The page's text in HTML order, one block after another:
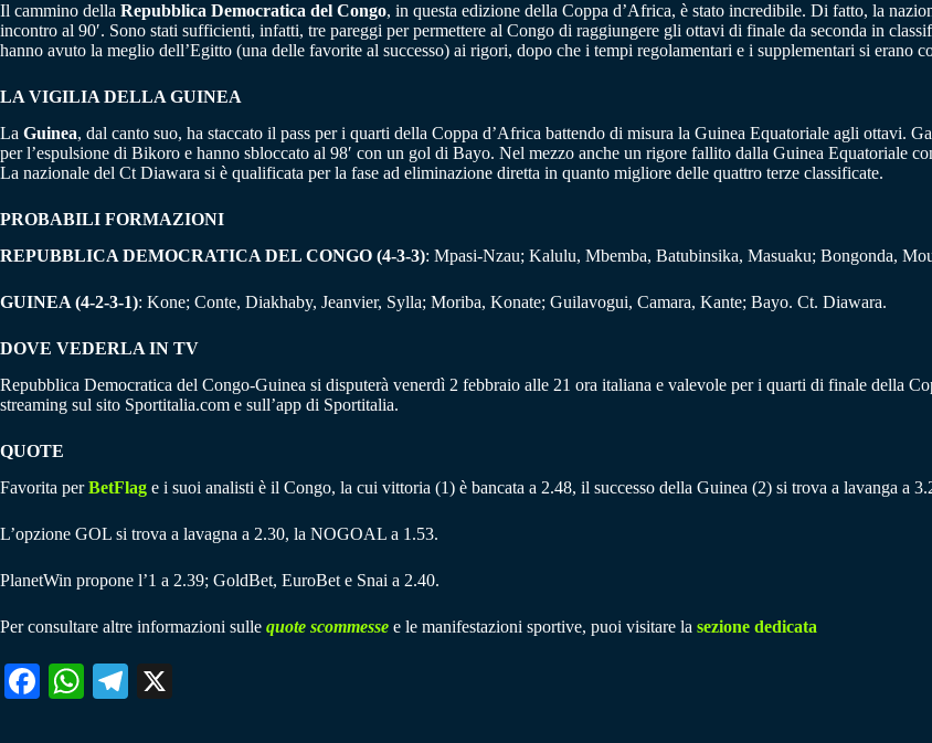
Il cammino della Repubblica Democratica del Congo, in questa edizione della Coppa d’Africa, è stato incredibile. Di fatto, la
incontro al 90′. Sono stati sufficienti, infatti, tre pareggi per permettere al Congo di raggiungere gli ottavi di finale da seconda in
hanno avuto la meglio dell’Egitto (una delle favorite al successo) ai rigori, dopo che i tempi regolamentari e i supplementari si erano
LA VIGILIA DELLA GUINEA
La Guinea, dal canto suo, ha staccato il pass per i quarti della Coppa d’Africa battendo di misura la Guinea Equatoriale agli ottavi.
per l’espulsione di Bikoro e hanno sbloccato al 98′ con un gol di Bayo. Nel mezzo anche un rigore fallito dalla Guinea Equatoriale
La nazionale del Ct Diawara si è qualificata per la fase ad eliminazione diretta in quanto migliore delle quattro terze classificate.
PROBABILI FORMAZIONI
REPUBBLICA DEMOCRATICA DEL CONGO (4-3-3): Mpasi-Nzau; Kalulu, Mbemba, Batubinsika, Masuaku; Bongonda,
GUINEA (4-2-3-1): Kone; Conte, Diakhaby, Jeanvier, Sylla; Moriba, Konate; Guilavogui, Camara, Kante; Bayo. Ct. Diawara.
DOVE VEDERLA IN TV
Repubblica Democratica del Congo-Guinea si disputerà venerdì 2 febbraio alle 21 ora italiana e valevole per i quarti di finale della
streaming sul sito Sportitalia.com e sull’app di Sportitalia.
QUOTE
Favorita perBetFlag e i suoi analisti è il Congo, la cui vittoria (1) è bancata a 2.48, il successo della Guinea (2) si trova a lavanga a
L’opzione GOL si trova a lavagna a 2.30, la NOGOAL a 1.53.
PlanetWin propone l’1 a 2.39; GoldBet, EuroBet e Snai a 2.40.
Per consultare altre informazioni sulle quote scommesse e le manifestazioni sportive, puoi visitare la sezione dedicata
Fa W
Te